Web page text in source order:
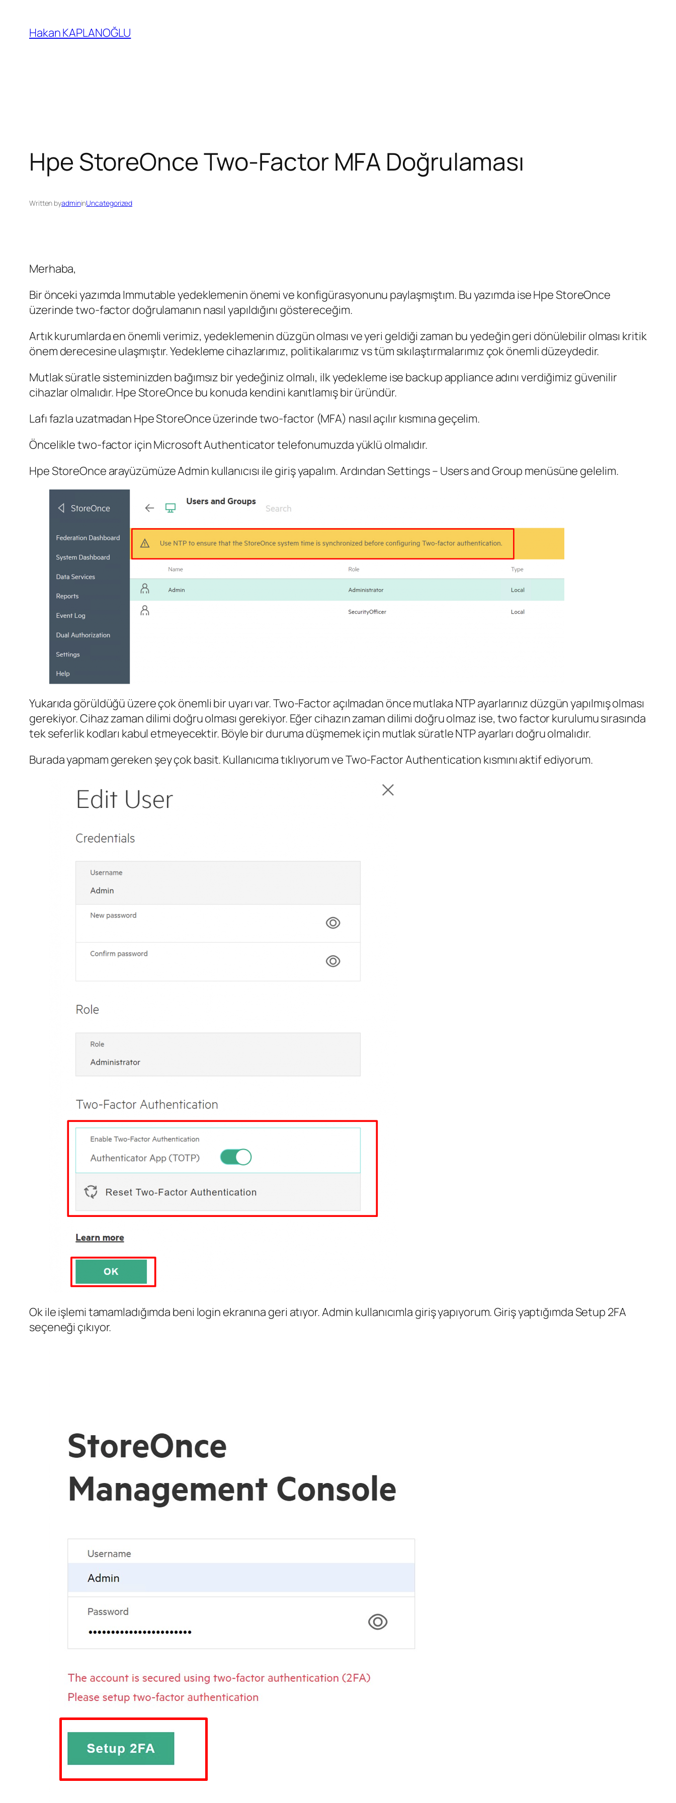
Hakan KAPLANOĞLU
Hpe StoreOnce Two-Factor MFA Doğrulaması
Written byadmininUncategorized
Merhaba,
Bir önceki yazımda Immutable yedeklemenin önemi ve konfigürasyonunu paylaşmıştım. Bu yazımda ise Hpe StoreOnce
üzerinde two-factor doğrulamanın nasıl yapıldığını göstereceğim.
Artık kurumlarda en önemli verimiz, yedeklemenin düzgün olması ve yeri geldiği zaman bu yedeğin geri dönülebilir olması kritik
önem derecesine ulaşmıştır. Yedekleme cihazlarımız, politikalarımız vs tüm sıkılaştırmalarımız çok önemli düzeydedir.
Mutlak süratle sisteminizden bağımsız bir yedeğiniz olmalı, ilk yedekleme ise backup appliance adını verdiğimiz güvenilir
cihazlar olmalıdır. Hpe StoreOnce bu konuda kendini kanıtlamış bir üründür.
Lafı fazla uzatmadan Hpe StoreOnce üzerinde two-factor (MFA) nasıl açılır kısmına geçelim.
Öncelikle two-factor için Microsoft Authenticator telefonumuzda yüklü olmalıdır.
Hpe StoreOnce arayüzümüze Admin kullanıcısı ile giriş yapalım. Ardından Settings – Users and Group menüsüne gelelim.
Yukarıda görüldüğü üzere çok önemli bir uyarı var. Two-Factor açılmadan önce mutlaka NTP ayarlarınız düzgün yapılmış olması
gerekiyor. Cihaz zaman dilimi doğru olması gerekiyor. Eğer cihazın zaman dilimi doğru olmaz ise, two factor kurulumu sırasında
tek seferlik kodları kabul etmeyecektir. Böyle bir duruma düşmemek için mutlak süratle NTP ayarları doğru olmalıdır.
Burada yapmam gereken şey çok basit. Kullanıcıma tıklıyorum ve Two-Factor Authentication kısmını aktif ediyorum.
Ok ile işlemi tamamladığımda beni login ekranına geri atıyor. Admin kullanıcımla giriş yapıyorum. Giriş yaptığımda Setup 2FA
seçeneği çıkıyor.